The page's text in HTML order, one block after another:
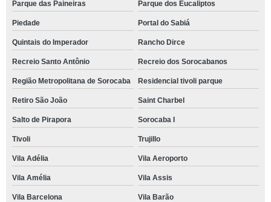
Parque das Paineiras Parque dos Eucaliptos
Piedade Portal do Sabiá
Quintais do Imperador Rancho Dirce
Recreio Santo Antônio Recreio dos Sorocabanos
Região Metropolitana de Sorocaba Residencial tivoli parque
Retiro São João Saint Charbel
Salto de Pirapora Sorocaba I
Tivoli Trujillo
Vila Adélia Vila Aeroporto
Vila Amélia Vila Assis
Vila Barcelona Vila Barão